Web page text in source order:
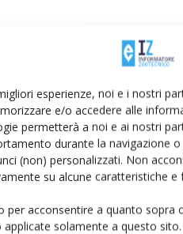
esperienze, noi e i nostri
e/o accedere alle
permetterà a noi e ai nostri
durante la navigazione
(non) personalizzati. Non
su alcune caratteristiche e
per acconsentire a quanto sopra
applicate solamente a questo